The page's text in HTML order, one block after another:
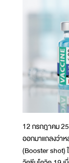
12 กรกฎาคม
ออกมาแถลงว่า
(Booster shot)